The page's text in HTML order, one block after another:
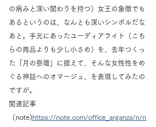
の病みと深い関わりを持つ）女王の象徴でも
あるというのは、なんとも深いシンボルだな
あと。手元にあったユーディアライト（こち
らの商品よりも少し小さめ）を、去年つくっ
た「月の祭壇」に据えて、そんな女性性をめ
ぐる神話へのオマージュ、を表現してみたの
ですが。
関連記事
（note)https://note.com/office_arganza/n/n